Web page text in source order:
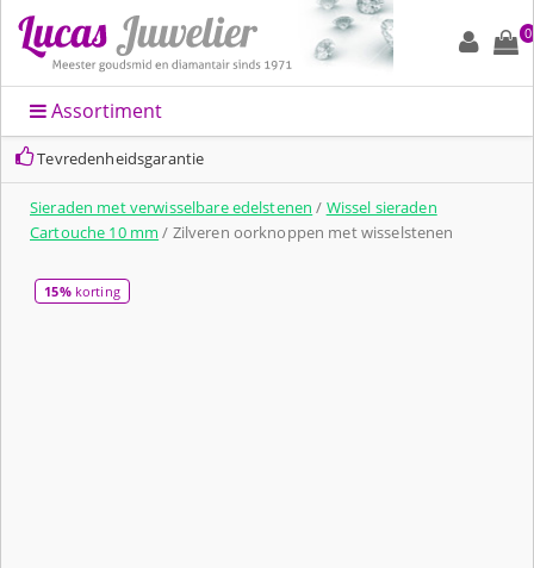
0
Assortiment
Tevredenheidsgarantie
Sieraden met verwisselbare edelstenen / Wissel sieraden
Cartouche 10 mm / Zilveren oorknoppen met wisselstenen
15%korting